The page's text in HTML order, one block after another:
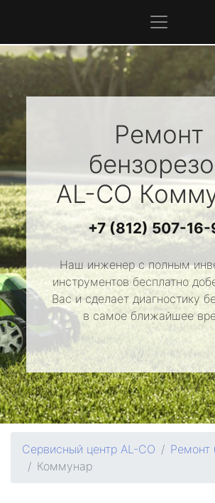
Ремонт
AL-CO
+7 (812) 507-16-
Наш инженер с полным
инструментов бесплатно
Вас и сделает диагностику
в самое ближайшее
Сервисный центр AL-CO
Ремонт
Коммунар